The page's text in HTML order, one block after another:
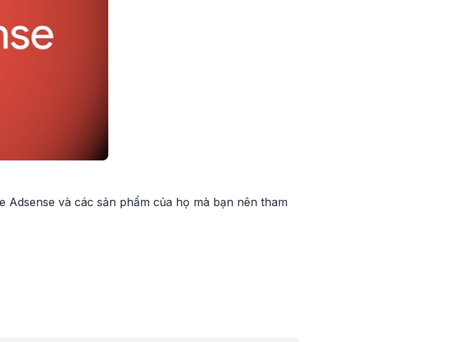
Adsense và các sản phẩm của họ mà bạn nên tham